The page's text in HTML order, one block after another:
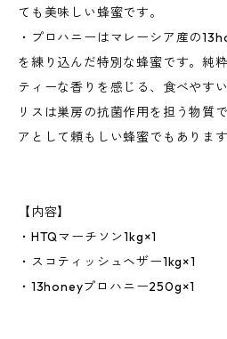
ても美味しい蜂蜜です。
・プロハニーはマレーシア産の
を練り込んだ特別な蜂蜜です。純
ティーな香りを感じる、食べやす
リスは巣房の抗菌作用を担う物質
アとして頼もしい蜂蜜でもあります
【内容】
・HTQマーチソン1kg×1
・スコティッシュヘザー1kg×1
・13honeyプロハニー250g×1